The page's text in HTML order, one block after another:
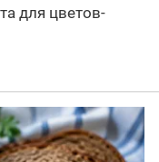
для цветов-